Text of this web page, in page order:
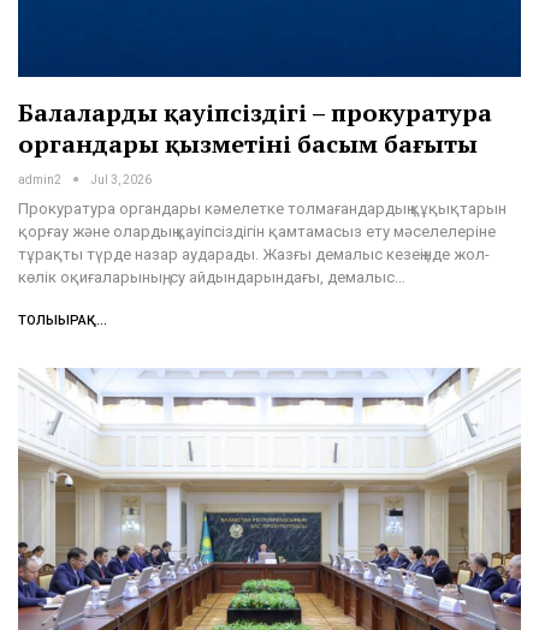
Балалардың қауіпсіздігі – прокуратура
органдары қызметінің басым бағыты
admin2 Jul 3, 2026
Прокуратура органдары кәмелетке толмағандардың құқықтарын
қорғау және олардың қауіпсіздігін қамтамасыз ету мәселелеріне
тұрақты түрде назар аударады. Жазғы демалыс кезеңінде жол-
көлік оқиғаларының, су айдындарындағы, демалыс…
ТОЛЫҒЫРАҚ...